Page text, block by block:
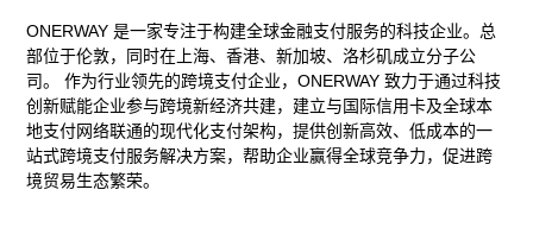
ONERWAY 是一家专注于构建全球金融支付服务的科技企业。总
部位于伦敦，同时在上海、香港、新加坡、洛杉矶成立分子公
司。 作为行业领先的跨境支付企业，ONERWAY 致力于通过科技
创新赋能企业参与跨境新经济共建，建立与国际信用卡及全球本
地支付网络联通的现代化支付架构，提供创新高效、低成本的一
站式跨境支付服务解决方案，帮助企业赢得全球竞争力，促进跨
境贸易生态繁荣。